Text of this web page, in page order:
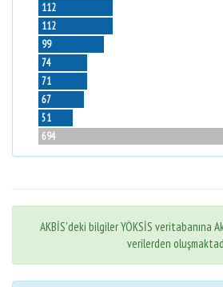
112
112
99
74
71
67
51
694
AKBİS'deki bilgiler YÖKSİS veritabanına
verilerden